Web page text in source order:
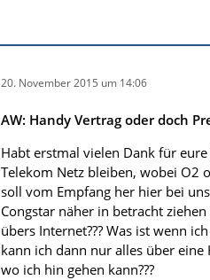
20. November 2015 um 14:06
AW: Handy Vertrag oder doch
Habt erstmal vielen Dank für
Telekom Netz bleiben, wobei O2
soll vom Empfang her hier bei
Congstar näher in betracht
übers Internet??? Was ist wenn
kann ich dann nur alles über
wo ich hin gehen kann???